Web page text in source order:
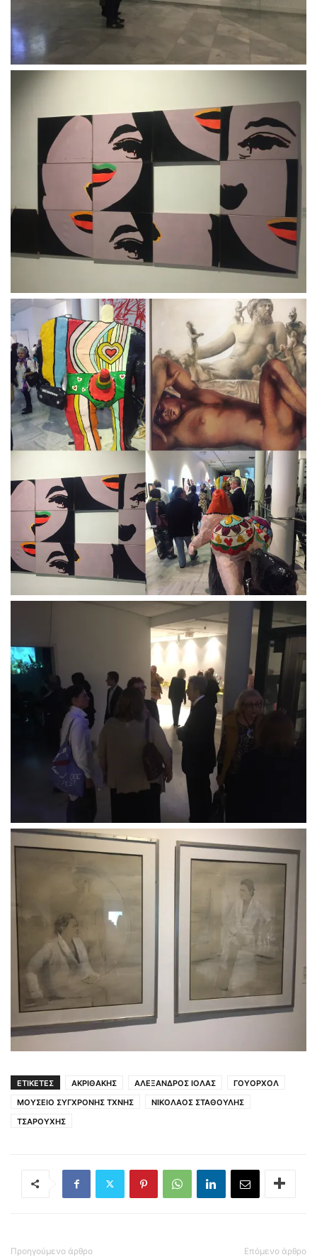
ΕΤΙΚΕΤΕΣ ΑΚΡΙΘΑΚΗΣ ΑΛΕΞΑΝΔΡΟΣ ΙΟΛΑΣ
ΓΟΥΟΡΧΟΛ
ΜΟΥΣΕΙΟ ΣΥΓΧΡΟΝΗΣ ΤΧΝΗΣ
ΝΙΚΟΛΑΟΣ ΣΤΑΘΟΥΛΗΣ
ΤΣΑΡΟΥΧΗΣ
Προηγούμενο άρθρο Επόμενο άρθρο